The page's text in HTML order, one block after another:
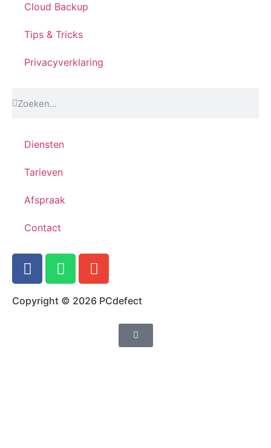
Cloud Backup
Tips & Tricks
Privacyverklaring
Diensten
Tarieven
Afspraak
Contact
Copyright © 2026 PCdefect